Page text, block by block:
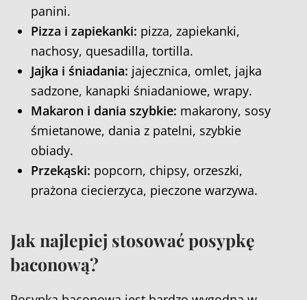
panini.
Pizza i zapiekanki: pizza, zapiekanki,
nachosy, quesadilla, tortilla.
Jajka i śniadania: jajecznica, omlet, jajka
sadzone, kanapki śniadaniowe, wrapy.
Makaron i dania szybkie: makarony, sosy
śmietanowe, dania z patelni, szybkie
obiady.
Przekąski: popcorn, chipsy, orzeszki,
prażona ciecierzyca, pieczone warzywa.
Jak najlepiej stosować posypkę
baconową?